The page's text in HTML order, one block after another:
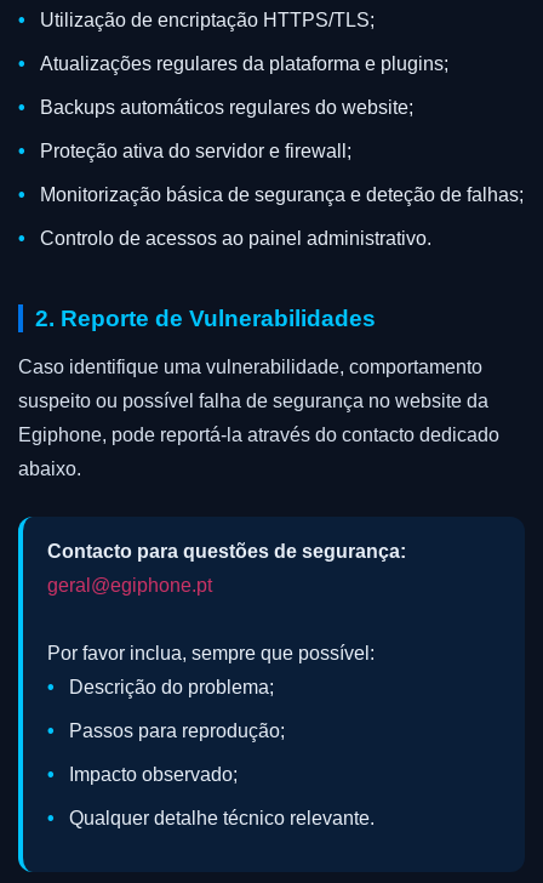
Utilização de encriptação HTTPS/TLS;
Atualizações regulares da plataforma e plugins;
Backups automáticos regulares do website;
Proteção ativa do servidor e firewall;
Monitorização básica de segurança e deteção de falhas;
Controlo de acessos ao painel administrativo.
2. Reporte de Vulnerabilidades
Caso identifique uma vulnerabilidade, comportamento
suspeito ou possível falha de segurança no website da
Egiphone, pode reportá-la através do contacto dedicado
abaixo.
Contacto para questões de segurança:
geral@egiphone.pt
Por favor inclua, sempre que possível:
Descrição do problema;
Passos para reprodução;
Impacto observado;
Qualquer detalhe técnico relevante.